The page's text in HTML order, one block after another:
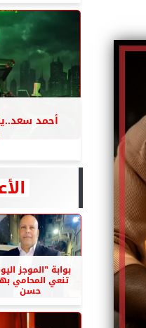
أحمد
بوابة ”الموجز
تنعي المحامي
حسن